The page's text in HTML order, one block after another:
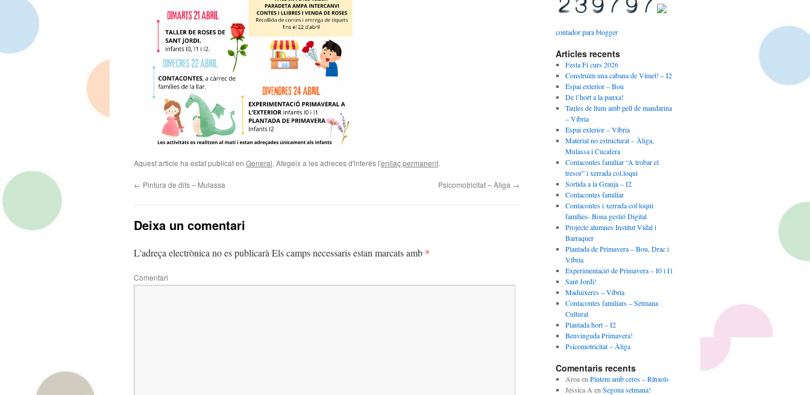
Aquest article ha estat publicat en General. Afegeix a les adreces d'interès l'enllaç permanent.
← Pintura de dits – Mulassa Psicomotricitat – Àliga →
Deixa un comentari
L'adreça electrònica no es publicarà Els camps necessaris estan marcats amb *
Comentari
contador para blogger
Articles recents
Festa Fi curs 2026
Construïm una cabana de Vímet! – I2
Espai exterior – Bou
De l’hort a la panxa!
Taules de llum amb pell de mandarina
– Víbria
Espai exterior – Víbria
Material no estructurat – Àliga,
Mulassa i Cucafera
Contacontes familiar “A trobar el
tresor” i xerrada col.loqui
Sortida a la Granja – I2
Contacontes familiar
Contacontes i xerrada col·loqui
famílies- Bona gestió Digital
Projecte alumnes Institut Vidal i
Barraquer
Plantada de Primavera – Bou, Drac i
Víbria
Experimentació de Primavera – I0 i I1
Sant Jordi!
Maduixeres – Víbria
Contacontes familiars – Setmana
Cultural
Plantada hort – I2
Benvinguda Primavera!
Psicomotricitat – Àliga
Comentaris recents
Aroaen Pintem amb ceres – Rínxols
Jessica A en Segona setmana!